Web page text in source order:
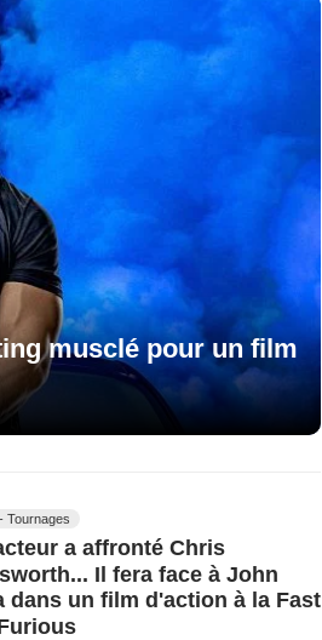
musclé pour un film
Tournages
a affronté Chris
Il fera face à John
dans un film d'action à la Fast